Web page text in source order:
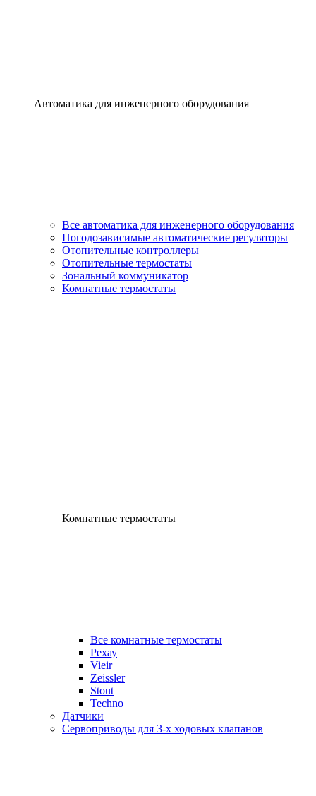
Автоматика для инженерного оборудования
Все автоматика для инженерного оборудования
Погодозависимые автоматические регуляторы
Отопительные контроллеры
Отопительные термостаты
Зональный коммуникатор
Комнатные термостаты
Комнатные термостаты
Все комнатные термостаты
Рехау
Vieir
Zeissler
Stout
Techno
Датчики
Сервоприводы для 3-х ходовых клапанов